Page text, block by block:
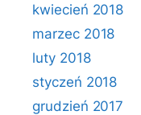
kwiecień 2018
marzec 2018
luty 2018
styczeń 2018
grudzień 2017